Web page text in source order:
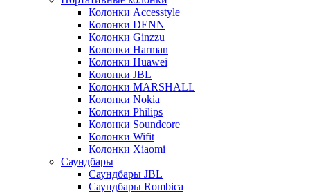
Колонки Accesstyle
Колонки DENN
Колонки Ginzzu
Колонки Harman
Колонки Huawei
Колонки JBL
Колонки MARSHALL
Колонки Nokia
Колонки Philips
Колонки Soundcore
Колонки Wifit
Колонки Xiaomi
Саундбары
Саундбары JBL
Саундбары Rombica